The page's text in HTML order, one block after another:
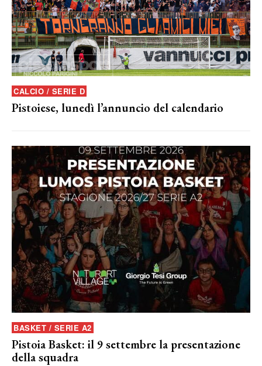
CALCIO / SERIE D
Pistoiese, lunedì l’annuncio del calendario
BASKET / SERIE A2
Pistoia Basket: il 9 settembre la presentazione
della squadra